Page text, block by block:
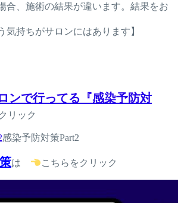
合、施術の結果が違います。結果をお
気持ちがサロンにはあります】
ンで行ってる『感染予防対
リック
感染予防対策Part2
は こちらをクリック